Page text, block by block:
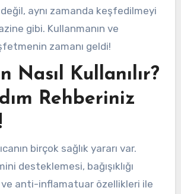
aynı zamanda keşfedilmeyi
gibi. Kullanmanın ve
zamanı geldi!
Nasıl Kullanılır?
Rehberiniz
birçok sağlık yararı var.
desteklemesi, bağışıklığı
anti-inflamatuar özellikleri ile